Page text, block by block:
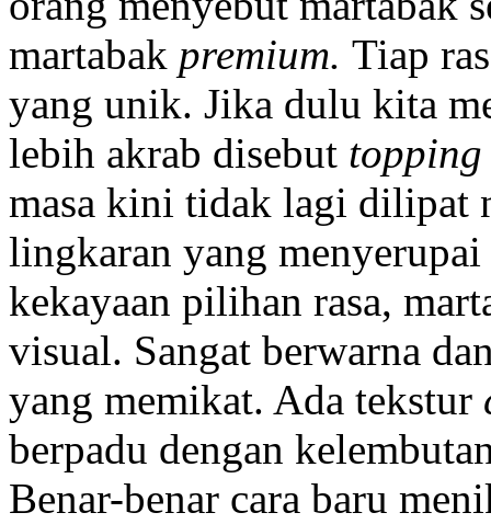
martabak premium. Tiap
yang unik. Jika dulu kita
lebih akrab disebut
masa kini tidak lagi dilipat
lingkaran yang
kekayaan pilihan rasa,
visual. Sangat berwarna
yang memikat. Ada tekstur
berpadu dengan
Benar-benar cara baru